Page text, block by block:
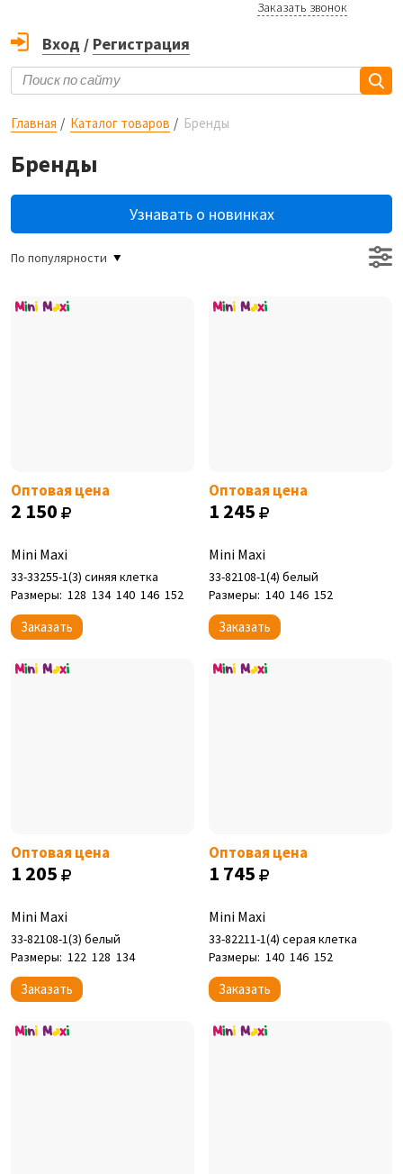
Заказать звонок
Вход / Регистрация
Главная Каталог товаров Бренды
Бренды
Узнавать о новинках
По популярности
Оптовая цена
2 150
Mini Maxi
33-33255-1(3) синяя клетка
Размеры: 128 134 140 146 152
Заказать
Оптовая цена
1 245
Mini Maxi
33-82108-1(4) белый
Размеры: 140 146 152
Заказать
Оптовая цена
1 205
Mini Maxi
33-82108-1(3) белый
Размеры: 122 128 134
Заказать
Оптовая цена
1 745
Mini Maxi
33-82211-1(4) серая клетка
Размеры: 140 146 152
Заказать